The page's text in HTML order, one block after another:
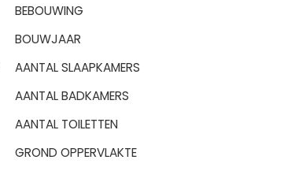
BEBOUWING
BOUWJAAR
AANTAL SLAAPKAMERS
AANTAL BADKAMERS
AANTAL TOILETTEN
GROND OPPERVLAKTE